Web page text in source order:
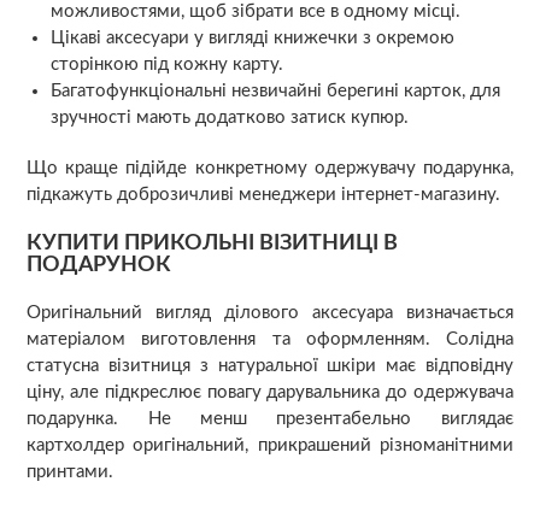
можливостями, щоб зібрати все в одному місці.
Цікаві аксесуари у вигляді книжечки з окремою
сторінкою під кожну карту.
Багатофункціональні незвичайні берегині карток, для
зручності мають додатково затиск купюр.
Що краще підійде конкретному одержувачу подарунка,
підкажуть доброзичливі менеджери інтернет-магазину.
КУПИТИ ПРИКОЛЬНІ ВІЗИТНИЦІ В
ПОДАРУНОК
Оригінальний вигляд ділового аксесуара визначається
матеріалом виготовлення та оформленням. Солідна
статусна візитниця з натуральної шкіри має відповідну
ціну, але підкреслює повагу дарувальника до одержувача
подарунка. Не менш презентабельно виглядає
картхолдер оригінальний, прикрашений різноманітними
принтами.